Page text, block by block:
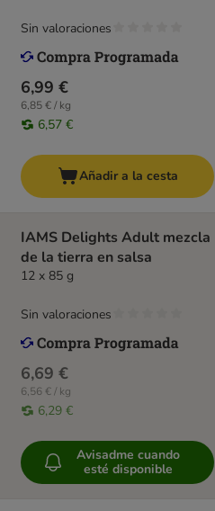
6,99 €
6,85 € / kg
6,57 €
Sin valoraciones
Añadir a la cesta
IAMS Delights Adult mezcla
de la tierra en salsa
12 x 85 g
6,69 €
6,56 € / kg
6,29 €
Sin valoraciones
Avisadme cuando
esté disponible